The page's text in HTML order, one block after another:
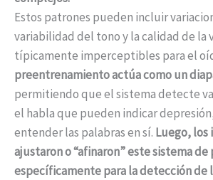
Estos patrones pueden incluir
variabilidad del tono y la calidad de la
típicamente imperceptibles para el
preentrenamiento actúa como un
permitiendo que el sistema detecte
el habla que pueden indicar
entender las palabras en sí. Luego, los
ajustaron o “afinaron” este sistema
específicamente para la detección de